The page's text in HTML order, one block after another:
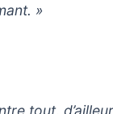
»
tout,